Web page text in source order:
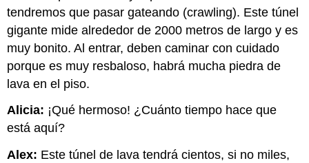
tendremos que pasar gateando (crawling). Este túnel
gigante mide alrededor de 2000 metros de largo y es
muy bonito. Al entrar, deben caminar con cuidado
porque es muy resbaloso, habrá mucha piedra de
lava en el piso.
Alicia: ¡Qué hermoso! ¿Cuánto tiempo hace que
está aquí?
Alex: Este túnel de lava tendrá cientos, si no miles,